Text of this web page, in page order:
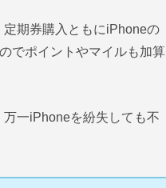
期券購入ともにiPhoneの
でポイントやマイルも加算
一iPhoneを紛失しても不